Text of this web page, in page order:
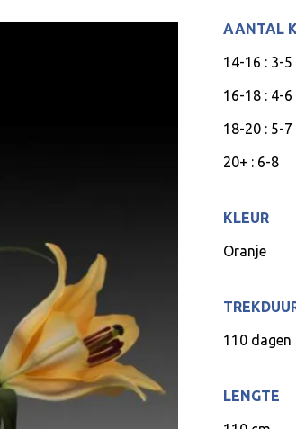
AANTAL
14-16 : 3-5
16-18 : 4-6
18-20 : 5-7
20+ : 6-8
KLEUR
Oranje
110 dagen
LENGTE